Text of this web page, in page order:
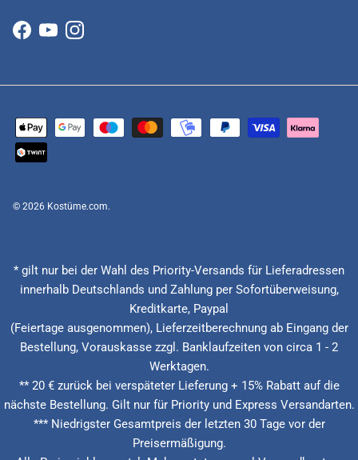
Facebook
YouTubeInstagram
© 2026 Kostüme.com.
* gilt nur bei der Wahl des Priority-Versands für Lieferadressen
innerhalb Deutschlands und Zahlung per Sofortüberweisung,
Kreditkarte, Paypal
(Feiertage ausgenommen), Lieferzeitberechnung ab Eingang der
Bestellung, Vorauskasse zzgl. Banklaufzeiten von circa 1 - 2
Werktagen.
** 20 € zurück bei verspäteter Lieferung + 15% Rabatt auf die
nächste Bestellung. Gilt nur für Priority und Express Versandarten.
*** Niedrigster Gesamtpreis der letzten 30 Tage vor der
Preisermäßigung.